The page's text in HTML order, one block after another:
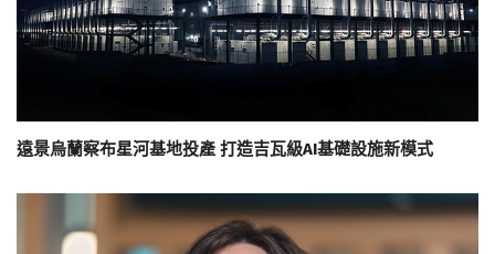
遠景烏蘭察布星河基地投產 打造吉瓦級AI基礎設施新模式